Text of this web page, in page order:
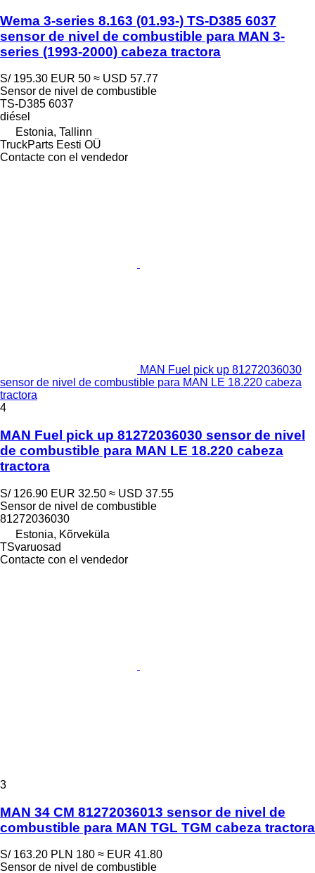
Wema 3-series 8.163 (01.93-) TS-D385 6037
sensor de nivel de combustible para MAN 3-
series (1993-2000) cabeza tractora
S/ 195.30 EUR 50 ≈ USD 57.77
Sensor de nivel de combustible
TS-D385 6037
diésel
Estonia, Tallinn
TruckParts Eesti OÜ
Contacte con el vendedor
MAN Fuel pick up 81272036030
sensor de nivel de combustible para MAN LE 18.220 cabeza
tractora
4
MAN Fuel pick up 81272036030 sensor de nivel
de combustible para MAN LE 18.220 cabeza
tractora
S/ 126.90 EUR 32.50 ≈ USD 37.55
Sensor de nivel de combustible
81272036030
Estonia, Kõrveküla
TSvaruosad
Contacte con el vendedor
3
MAN 34 CM 81272036013 sensor de nivel de
combustible para MAN TGL TGM cabeza tractora
S/ 163.20 PLN 180 ≈ EUR 41.80
Sensor de nivel de combustible